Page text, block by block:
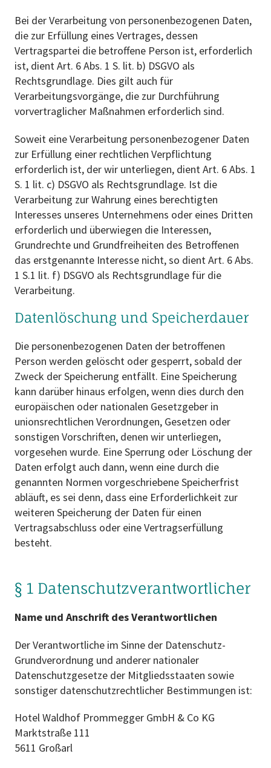
Bei der Verarbeitung von personenbezogenen Daten,
die zur Erfüllung eines Vertrages, dessen
Vertragspartei die betroffene Person ist, erforderlich
ist, dient Art. 6 Abs. 1 S. lit. b) DSGVO als
Rechtsgrundlage. Dies gilt auch für
Verarbeitungsvorgänge, die zur Durchführung
vorvertraglicher Maßnahmen erforderlich sind.
Soweit eine Verarbeitung personenbezogener Daten
zur Erfüllung einer rechtlichen Verpflichtung
erforderlich ist, der wir unterliegen, dient Art. 6 Abs. 1
S. 1 lit. c) DSGVO als Rechtsgrundlage. Ist die
Verarbeitung zur Wahrung eines berechtigten
Interesses unseres Unternehmens oder eines Dritten
erforderlich und überwiegen die Interessen,
Grundrechte und Grundfreiheiten des Betroffenen
das erstgenannte Interesse nicht, so dient Art. 6 Abs.
1 S.1 lit. f) DSGVO als Rechtsgrundlage für die
Verarbeitung.
Datenlöschung und Speicherdauer
Die personenbezogenen Daten der betroffenen
Person werden gelöscht oder gesperrt, sobald der
Zweck der Speicherung entfällt. Eine Speicherung
kann darüber hinaus erfolgen, wenn dies durch den
europäischen oder nationalen Gesetzgeber in
unionsrechtlichen Verordnungen, Gesetzen oder
sonstigen Vorschriften, denen wir unterliegen,
vorgesehen wurde. Eine Sperrung oder Löschung der
Daten erfolgt auch dann, wenn eine durch die
genannten Normen vorgeschriebene Speicherfrist
abläuft, es sei denn, dass eine Erforderlichkeit zur
weiteren Speicherung der Daten für einen
Vertragsabschluss oder eine Vertragserfüllung
besteht.
§ 1 Datenschutz­verantwortlicher
Name und Anschrift des Verantwortlichen
Der Verantwortliche im Sinne der Datenschutz-
Grundverordnung und anderer nationaler
Datenschutzgesetze der Mitgliedsstaaten sowie
sonstiger datenschutzrechtlicher Bestimmungen ist:
Hotel Waldhof Prommegger GmbH & Co KG
Marktstraße 111
5611 Großarl